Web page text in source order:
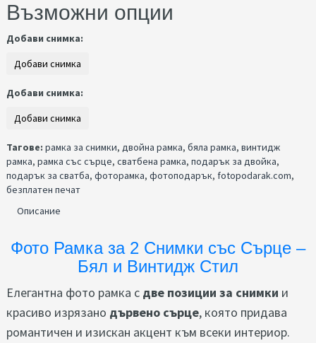
Възможни опции
Добави снимка:
Добави снимка:
Тагове: рамка за снимки, двойна рамка, бяла рамка, винтидж
рамка, рамка със сърце, сватбена рамка, подарък за двойка,
подарък за сватба, фоторамка, фотоподарък, fotopodarak.com,
безплатен печат
Описание
Фото Рамка за 2 Снимки със Сърце –
Бял и Винтидж Стил
Елегантна фото рамка с две позиции за снимки и
красиво изрязано дървено сърце, която придава
романтичен и изискан акцент към всеки интериор.